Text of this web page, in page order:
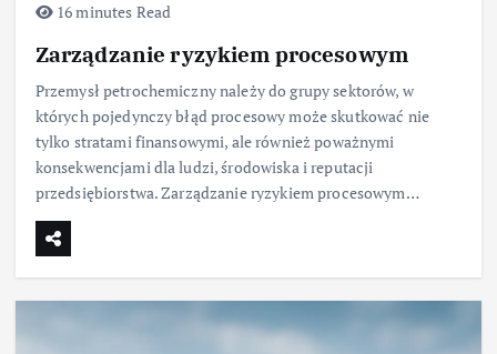
16 minutes Read
Zarządzanie ryzykiem procesowym
Przemysł petrochemiczny należy do grupy sektorów, w
których pojedynczy błąd procesowy może skutkować nie
tylko stratami finansowymi, ale również poważnymi
konsekwencjami dla ludzi, środowiska i reputacji
przedsiębiorstwa. Zarządzanie ryzykiem procesowym…